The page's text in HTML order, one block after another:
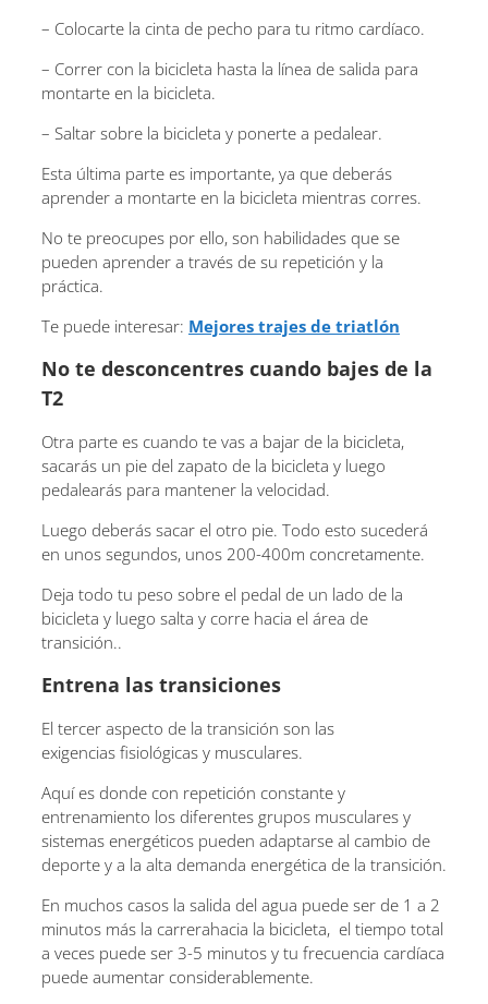
– Colocarte la cinta de pecho para tu ritmo cardíaco.
– Correr con la bicicleta hasta la línea de salida para
montarte en la bicicleta.
– Saltar sobre la bicicleta y ponerte a pedalear.
Esta última parte es importante, ya que deberás
aprender a montarte en la bicicleta mientras corres.
No te preocupes por ello, son habilidades que se
pueden aprender a través de su repetición y la
práctica.
Te puede interesar: Mejores trajes de triatlón
No te desconcentres cuando bajes de la
T2
Otra parte es cuando te vas a bajar de la bicicleta,
sacarás un pie del zapato de la bicicleta y luego
pedalearás para mantener la velocidad.
Luego deberás sacar el otro pie. Todo esto sucederá
en unos segundos, unos 200-400m concretamente.
Deja todo tu peso sobre el pedal de un lado de la
bicicleta y luego salta y corre hacia el área de
transición..
Entrena las transiciones
El tercer aspecto de la transición son las
exigencias fisiológicas y musculares.
Aquí es donde con repetición constante y
entrenamiento los diferentes grupos musculares y
sistemas energéticos pueden adaptarse al cambio de
deporte y a la alta demanda energética de la transición.
En muchos casos la salida del agua puede ser de 1 a 2
minutos más la carrerahacia la bicicleta, el tiempo total
a veces puede ser 3-5 minutos y tu frecuencia cardíaca
puede aumentar considerablemente.